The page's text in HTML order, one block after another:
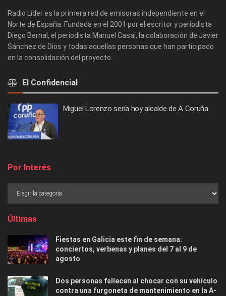
Radio Líder es la primera red de emisoras independiente en el
Norte de España. Fundada en el 2001 por el escritor y periodista
Diego Bernal, el periodista Manuel Casal, la colaboración de Javier
Sánchez de Dios y todas aquellas personas que han participado
en la consolidación del proyecto.
El Confidencial
Miguel Lorenzo sería hoy alcalde de A Coruña
Por Interés
Últimas
Fiestas en Galicia este fin de semana:
conciertos, verbenas y planes del 7 al 9 de
agosto
Dos personas fallecen al chocar con su vehículo
contra una furgoneta de mantenimiento en la A-